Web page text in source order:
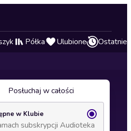
Półka Ulubione Ostatnie
Posłuchaj w całości
w Klubie
subskrypcji Audioteka